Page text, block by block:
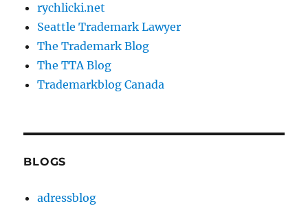
rychlicki.net
Seattle Trademark Lawyer
The Trademark Blog
The TTA Blog
Trademarkblog Canada
BLOGS
adressblog